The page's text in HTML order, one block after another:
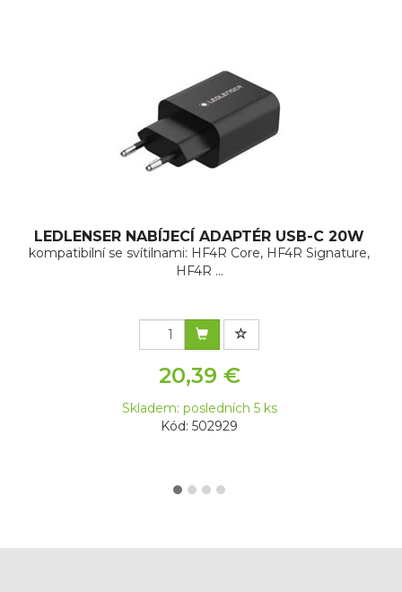
LEDLENSER NABÍJECÍ ADAPTÉR USB-C 20W
kompatibilní se svítilnami: HF4R Core, HF4R Signature,
HF4R ...
20,39 €
Skladem: posledních 5 ks
Kód: 502929